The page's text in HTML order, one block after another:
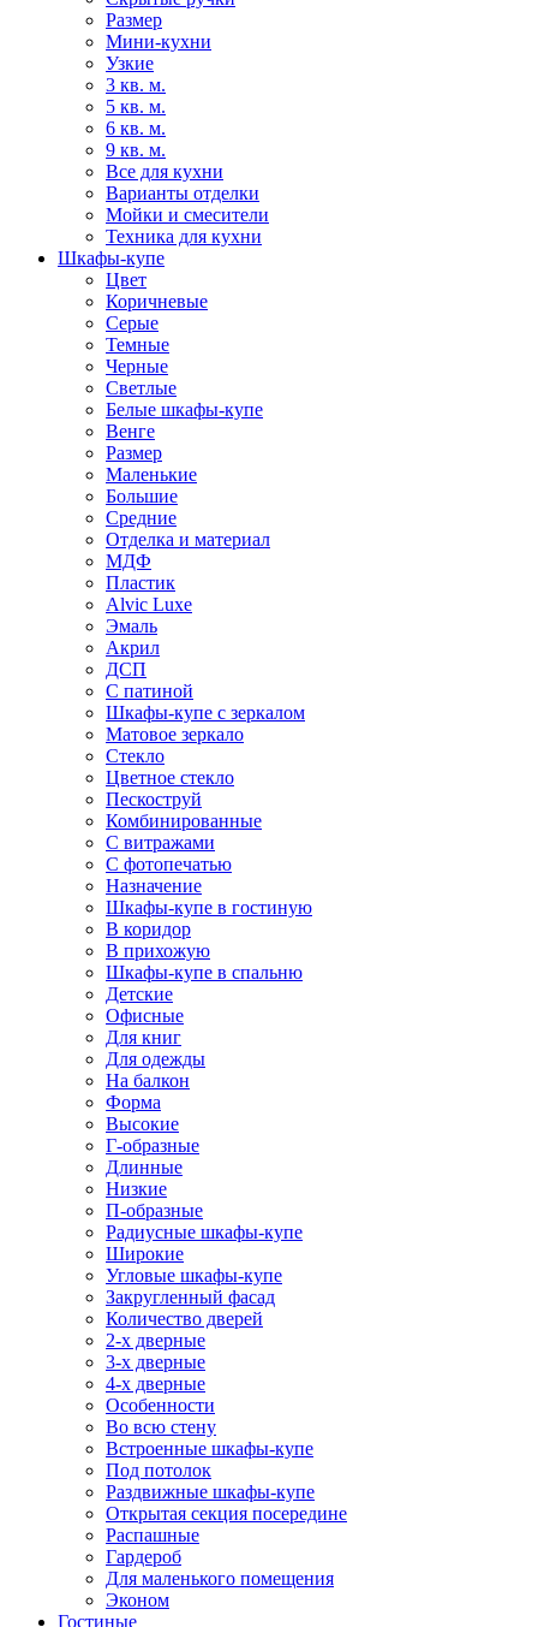
Размер
Мини-кухни
Узкие
3 кв. м.
5 кв. м.
6 кв. м.
9 кв. м.
Все для кухни
Варианты отделки
Мойки и смесители
Техника для кухни
Шкафы-купе
Цвет
Коричневые
Серые
Темные
Черные
Светлые
Белые шкафы-купе
Венге
Размер
Маленькие
Большие
Средние
Отделка и материал
МДФ
Пластик
Alvic Luxe
Эмаль
Акрил
ДСП
С патиной
Шкафы-купе с зеркалом
Матовое зеркало
Стекло
Цветное стекло
Пескоструй
Комбинированные
С витражами
С фотопечатью
Назначение
Шкафы-купе в гостиную
В коридор
В прихожую
Шкафы-купе в спальню
Детские
Офисные
Для книг
Для одежды
На балкон
Форма
Высокие
Г-образные
Длинные
Низкие
П-образные
Радиусные шкафы-купе
Широкие
Угловые шкафы-купе
Закругленный фасад
Количество дверей
2-х дверные
3-х дверные
4-х дверные
Особенности
Во всю стену
Встроенные шкафы-купе
Под потолок
Раздвижные шкафы-купе
Открытая секция посередине
Распашные
Гардероб
Для маленького помещения
Эконом
Гостиные